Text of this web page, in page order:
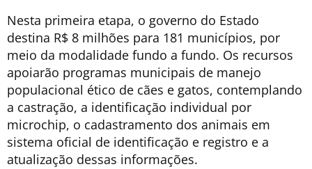
Nesta primeira etapa, o governo do Estado
destina R$ 8 milhões para 181 municípios, por
meio da modalidade fundo a fundo. Os recursos
apoiarão programas municipais de manejo
populacional ético de cães e gatos, contemplando
a castração, a identificação individual por
microchip, o cadastramento dos animais em
sistema oficial de identificação e registro e a
atualização dessas informações.